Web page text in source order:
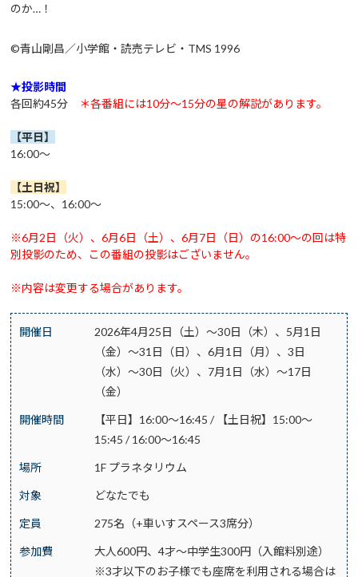
のか…！
©青山剛昌／小学館・読売テレビ・TMS 1996
★投影時間
各回約45分 ＊各番組には10分～15分の星の解説があります。
【平日】
16:00～
【土日祝】
15:00～、16:00～
※6月2日（火）、6月6日（土）、6月7日（日）の16:00～の回は特
別投影のため、この番組の投影はございません。
※内容は変更する場合があります。
開催日
2026年4月25日（土）～30日（木）、5月1日
（金）～31日（日）、6月1日（月）、3日
（水）～30日（火）、7月1日（水）～17日
（金）
開催時間
【平日】16:00～16:45 / 【土日祝】15:00～
15:45 / 16:00～16:45
場所 1F プラネタリウム
対象 どなたでも
定員 275名（+車いすスペース3席分）
参加費
大人600円、4才～中学生300円（入館料別途）
※3才以下のお子様でも座席を利用される場合は